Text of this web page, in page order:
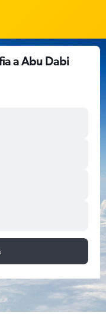
a Abu Dabi